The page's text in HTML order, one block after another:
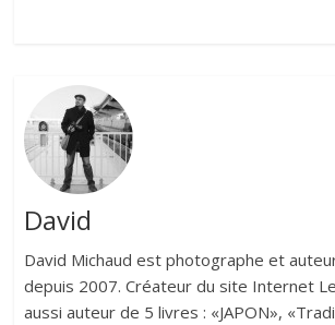
David
David Michaud est photographe et
depuis 2007. Créateur du site Internet
aussi auteur de 5 livres : «JAPON»,